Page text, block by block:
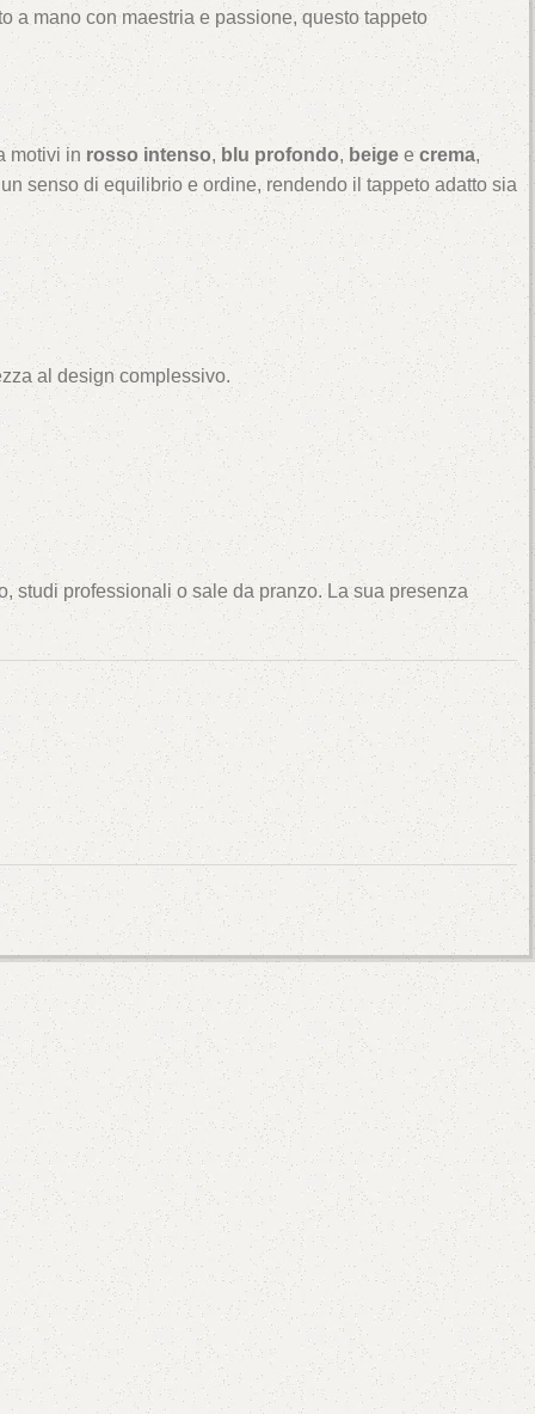
a mano con maestria e passione, questo tappeto
motivi in rosso intenso, blu profondo, beige ecrema,
senso di equilibrio e ordine, rendendo il tappeto adatto sia
al design complessivo.
studi professionali o sale da pranzo. La sua presenza